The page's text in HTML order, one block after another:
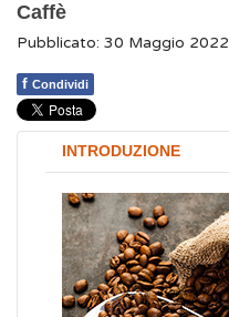
Caffè
Pubblicato: 30 Maggio 2022
f Condividi
INTRODUZIONE